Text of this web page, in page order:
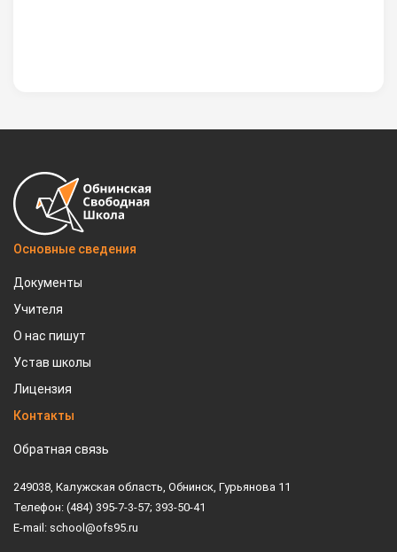
Основные сведения
Документы
Учителя
О нас пишут
Устав школы
Лицензия
Контакты
Обратная связь
249038, Калужская область, Обнинск, Гурьянова 11
Телефон: (484) 395-7-3-57; 393-50-41
E-mail: school@ofs95.ru